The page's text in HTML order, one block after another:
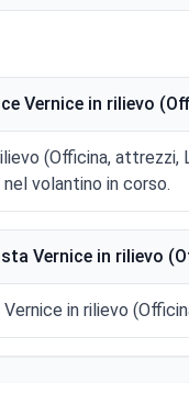
Vernice in rilievo
(Officina,
volantino in corso.
Vernice in rilievo
in rilievo